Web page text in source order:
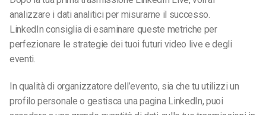
analizzare i dati analitici per misurarne il successo.
LinkedIn consiglia di esaminare queste metriche per
perfezionare le strategie dei tuoi futuri video live e degli
eventi.
In qualità di organizzatore dell’evento, sia che tu utilizzi un
profilo personale o gestisca una pagina LinkedIn, puoi